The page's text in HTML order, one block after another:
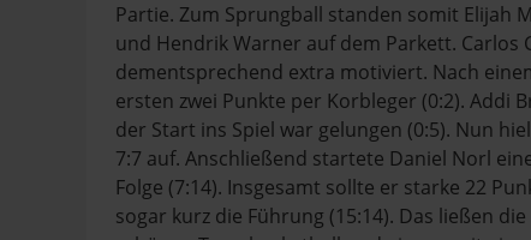
Partie. Zum Sprungball standen somit Elijah
und Hendrik Warner auf dem Parkett. Carlos
dementsprechend extra motiviert. Nach
ersten zwei Punkte per Korbleger (0:2). Addi
der Start ins Spiel war gelungen (0:5). Nun
7:7 auf. Anschließend startete Daniel Norl
Folge (7:14). Insgesamt sollte er starke 22
sogar kurz die Führung (15:14). Das ließen